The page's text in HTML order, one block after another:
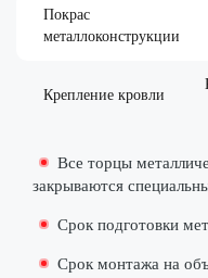
Покрас
металлоконструкции
Крепление кровли
Все торцы
закрываются
Срок подготовки
Срок монтажа на